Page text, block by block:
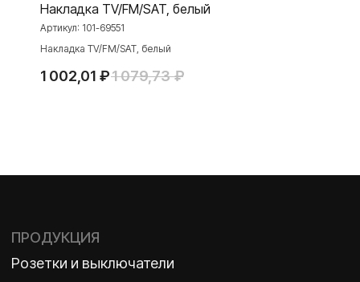
Накладка TV/FM/SAT, белый
Артикул: 101-69551
Накладка TV/FM/SAT, белый
1 002,01 ₽1 079,73 ₽
История
МАТЕРИАЛЫ
Презентации
Каталоги